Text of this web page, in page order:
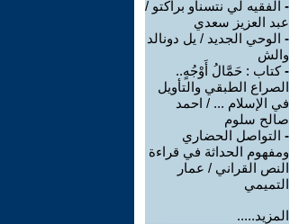
- الفقيه لي نتسناو براكتو /
عبد العزيز سعدي
- الوحي الجديد / يل دونالد
والش
-كتاب : حَمَّالُ أَوْجُهٍ..
الصراع الطبقي والتأويل
في الإسلام ... / احمد
صالح سلوم
- التواصل الحضاري
ومفهوم الحداثة في قراءة
النص القراني / عمار
التميمي
المزيد.....